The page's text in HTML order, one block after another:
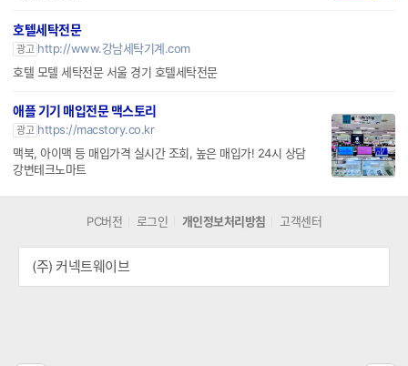
호텔세탁전문
광고 http://www.강남세탁기계.com
호텔 모텔 세탁전문 서울 경기 호텔세탁전문
애플 기기 매입전문 맥스토리
광고 https://macstory.co.kr
맥북, 아이맥 등 매입가격 실시간 조회, 높은 매입가! 24시 상담
강변테크노마트
PC버전 로그인 개인정보처리방침 고객센터
(주) 커넥트웨이브